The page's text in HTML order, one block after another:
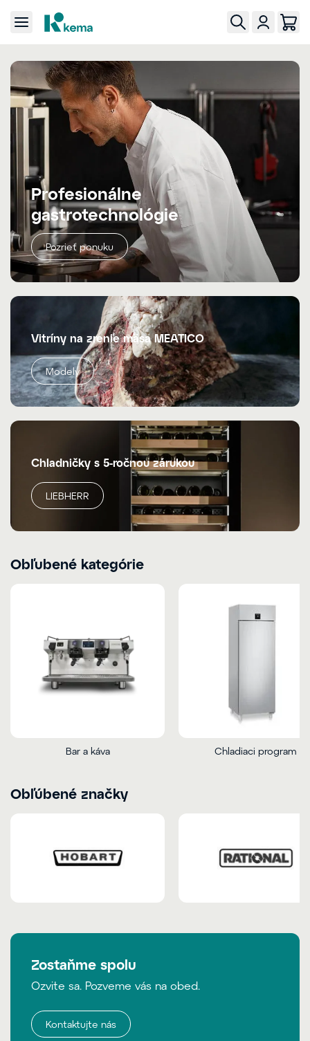
Profesionálne
gastrotechnológie
Pozrieť ponuku
Vitríny na zrenie mäsa MEATICO
Modely
Chladničky s 5-ročnou zárukou
LIEBHERR
Obľubené kategórie
Bar a káva Chladiaci program
Obľúbené značky
Zostaňme spolu
Ozvite sa. Pozveme vás na obed.
Kontaktujte nás